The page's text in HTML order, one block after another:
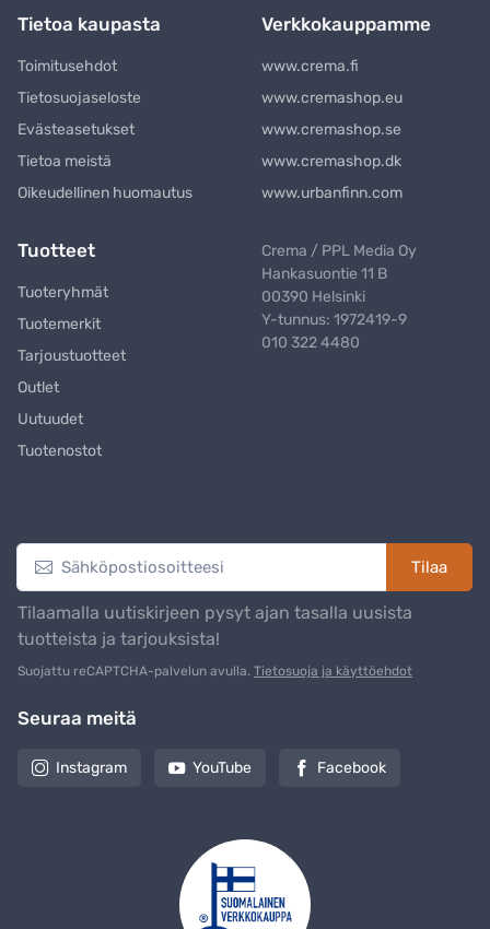
Tietoa kaupasta
Toimitusehdot
Tietosuojaseloste
Evästeasetukset
Tietoa meistä
Oikeudellinen huomautus
Verkkokauppamme
www.crema.fi
www.cremashop.eu
www.cremashop.se
www.cremashop.dk
www.urbanfinn.com
Tuotteet
Tuoteryhmät
Tuotemerkit
Tarjoustuotteet
Outlet
Uutuudet
Tuotenostot
Crema / PPL Media Oy
Hankasuontie 11 B
00390 Helsinki
Y-tunnus: 1972419-9
010 322 4480
Tilaa
Tilaamalla uutiskirjeen pysyt ajan tasalla uusista
tuotteista ja tarjouksista!
Suojattu reCAPTCHA-palvelun avulla. Tietosuoja ja käyttöehdot
Seuraa meitä
Instagram YouTube Facebook